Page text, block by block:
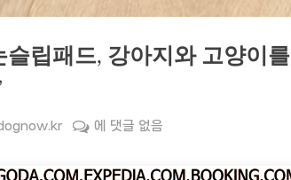
슬립패드, 강아지와 고양이를
“펫
리
에 댓글 없음